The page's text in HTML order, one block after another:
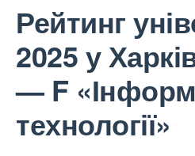
Рейтинг
2025 у
— F
технології»